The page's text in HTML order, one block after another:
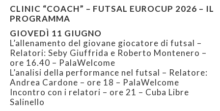
CLINIC “COACH” – FUTSAL EUROCUP 2026 – IL
PROGRAMMA
GIOVEDÌ 11 GIUGNO
L’allenamento del giovane giocatore di futsal –
Relatori: Seby Giuffrida e Roberto Montenero –
ore 16.40 – PalaWelcome
L’analisi della performance nel futsal – Relatore:
Andrea Cardone – ore 18 – PalaWelcome
Incontro con i relatori – ore 21 – Cuba Libre
Salinello